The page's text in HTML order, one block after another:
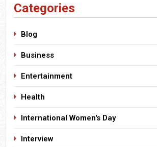
Categories
Blog
Business
Entertainment
Health
International Women's Day
Interview